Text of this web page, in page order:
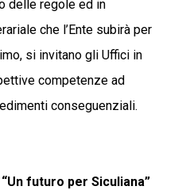
delle regole ed in
che l’Ente subirà per
si invitano gli Uffici in
competenze ad
conseguenziali.
futuro per Siculiana”